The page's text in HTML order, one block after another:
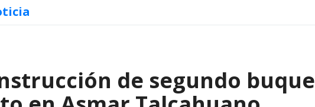
de segundo buque